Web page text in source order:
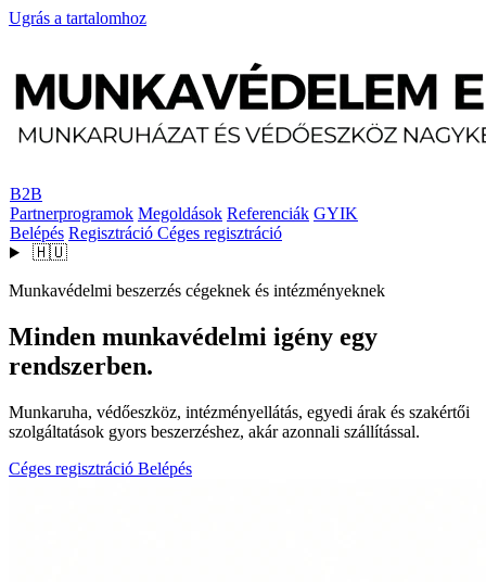
Ugrás a tartalomhoz
B2B
Partnerprogramok Megoldások Referenciák GYIK
Belépés Regisztráció Céges regisztráció
🇭🇺
Munkavédelmi beszerzés cégeknek és intézményeknek
Minden munkavédelmi igény egy
rendszerben.
Munkaruha, védőeszköz, intézményellátás, egyedi árak és szakértői
szolgáltatások gyors beszerzéshez, akár azonnali szállítással.
Céges regisztráció Belépés